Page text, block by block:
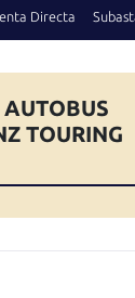
Directa
AUTOBUS
TOURING